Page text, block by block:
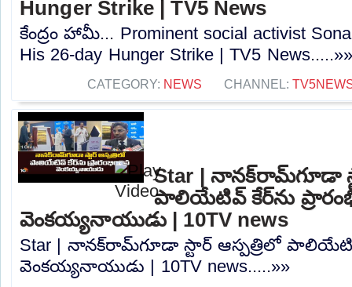
Hunger Strike | TV5 News
కేంద్రం హామీ... Prominent social activist
His 26-day Hunger Strike | TV5 News.....»»
CATEGORY: NEWS CHANNEL:
Star | నానక్‌రామ్‌గూడా
పాలియేటివ్ కేర్‌ను
వెంకయ్యనాయుడు | 10TV news
Star | నానక్‌రామ్‌గూడా స్టార్ ఆస్పత్రిలో
వెంకయ్యనాయుడు | 10TV news.....»»